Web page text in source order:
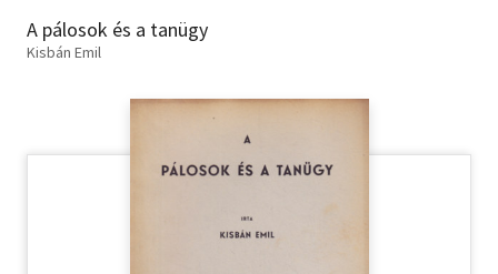
Erotika
A pálosok és a tanügy
Kisbán Emil